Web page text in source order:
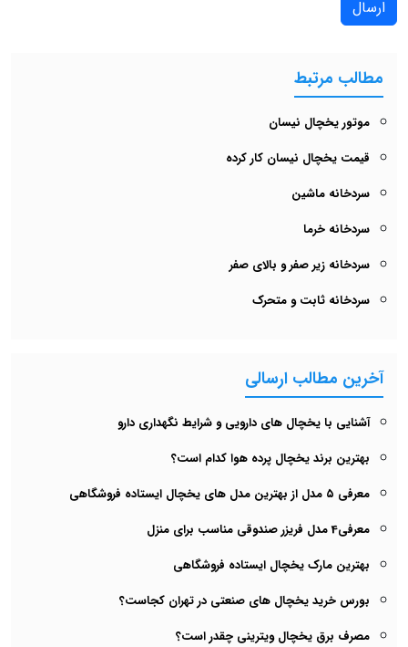
ارسال
مطالب مرتبط
موتور یخچال نیسان
قیمت یخچال نیسان کار کرده
سردخانه ماشین
سردخانه خرما
سردخانه زیر صفر و بالای صفر
سردخانه ثابت و متحرک
آخرین مطالب ارسالی
آشنایی با یخچال های دارویی و شرایط نگهداری دارو
بهترین برند یخچال پرده هوا کدام است؟
معرفی ۵ مدل از بهترین مدل های یخچال‌ ایستاده فروشگاهی
معرفی4 مدل فریزر صندوقی مناسب برای منزل
بهترین مارک یخچال ایستاده فروشگاهی
بورس خرید یخچال های صنعتی در تهران کجاست؟
مصرف برق یخچال ویترینی چقدر است؟